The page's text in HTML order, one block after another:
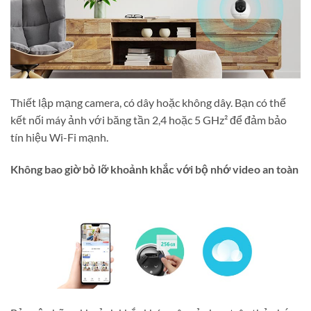
Thiết lập mạng camera, có dây hoặc không dây. Bạn có thể
kết nối máy ảnh với băng tần 2,4 hoặc 5 GHz² để đảm bảo
tín hiệu Wi-Fi mạnh.
Không bao giờ bỏ lỡ khoảnh khắc với bộ nhớ video an toàn